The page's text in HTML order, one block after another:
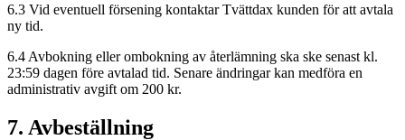
6.3 Vid eventuell försening kontaktar Tvättdax kunden för att avtala
ny tid.
6.4 Avbokning eller ombokning av återlämning ska ske senast kl.
23:59 dagen före avtalad tid. Senare ändringar kan medföra en
administrativ avgift om 200 kr.
7. Avbeställning